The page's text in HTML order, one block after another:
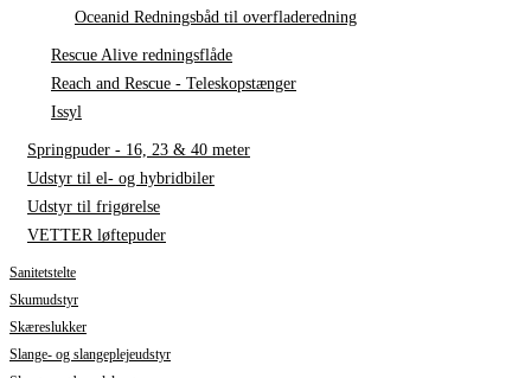
Oceanid Redningsbåd til overfladeredning
Rescue Alive redningsflåde
Reach and Rescue - Teleskopstænger
Issyl
Springpuder - 16, 23 & 40 meter
Udstyr til el- og hybridbiler
Udstyr til frigørelse
VETTER løftepuder
Sanitetstelte
Skumudstyr
Skæreslukker
Slange- og slangeplejeudstyr